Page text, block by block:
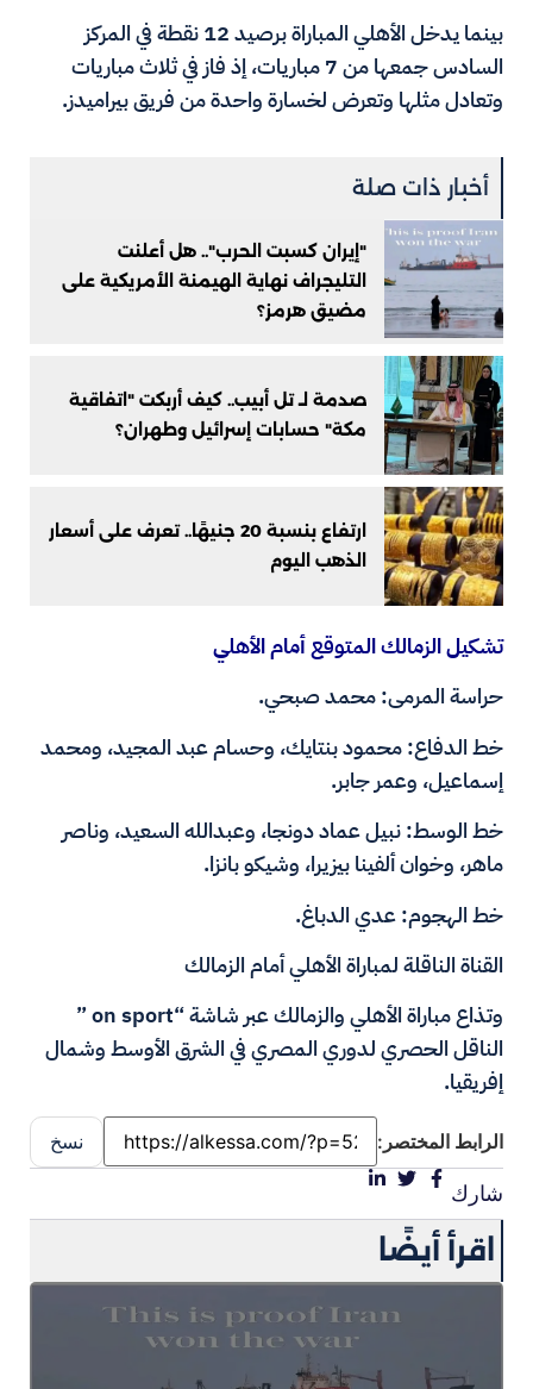
بينما يدخل الأهلي المباراة برصيد 12 نقطة في المركز
السادس جمعها من 7 مباريات، إذ فاز في ثلاث مباريات
وتعادل مثلها وتعرض لخسارة واحدة من فريق بيراميدز.
أخبار ذات صلة
"إيران كسبت الحرب".. هل أعلنت
التليجراف نهاية الهيمنة الأمريكية على
مضيق هرمز؟
صدمة لـ تل أبيب.. كيف أربكت "اتفاقية
مكة" حسابات إسرائيل وطهران؟
ارتفاع بنسبة 20 جنيهًا.. تعرف على أسعار
الذهب اليوم
تشكيل الزمالك المتوقع أمام الأهلي
حراسة المرمى: محمد صبحي.
خط الدفاع: محمود بنتايك، وحسام عبد المجيد، ومحمد
إسماعيل، وعمر جابر.
خط الوسط: نبيل عماد دونجا، وعبدالله السعيد، وناصر
ماهر، وخوان ألفينا بيزيرا، وشيكو بانزا.
خط الهجوم: عدي الدباغ.
القناة الناقلة لمباراة الأهلي أمام الزمالك
وتذاع مباراة الأهلي والزمالك عبر شاشة “on sport ”
الناقل الحصري لدوري المصري في الشرق الأوسط وشمال
إفريقيا.
الرابط المختصر: نسخ
شارك
اقرأ أيضًا